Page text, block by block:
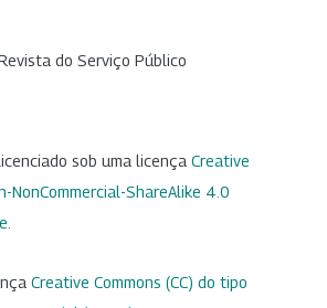
do Serviço Público
sob uma licença Creative
NonCommercial-ShareAlike 4.0
Creative Commons (CC) do tipo